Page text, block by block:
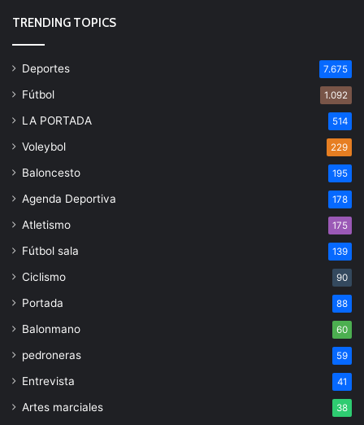
TRENDING TOPICS
Deportes 7.675
Fútbol 1.092
LA PORTADA 514
Voleybol 229
Baloncesto 195
Agenda Deportiva 178
Atletismo 175
Fútbol sala 139
Ciclismo 90
Portada 88
Balonmano 60
pedroneras 59
Entrevista 41
Artes marciales 38